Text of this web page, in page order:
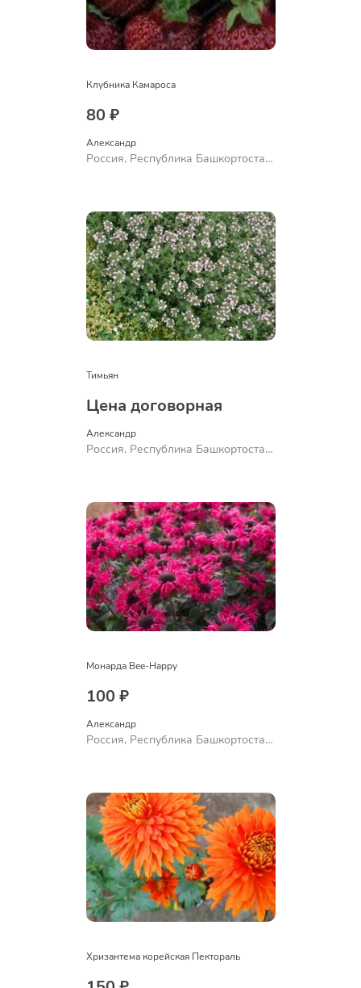
Клубника Камароса
80 ₽
Александр
Россия, Республика Башкортостан,
Тимьян
Цена договорная
Александр
Россия, Республика Башкортостан,
Монарда Bee-Happy
100 ₽
Александр
Россия, Республика Башкортостан,
Хризантема корейская Пектораль